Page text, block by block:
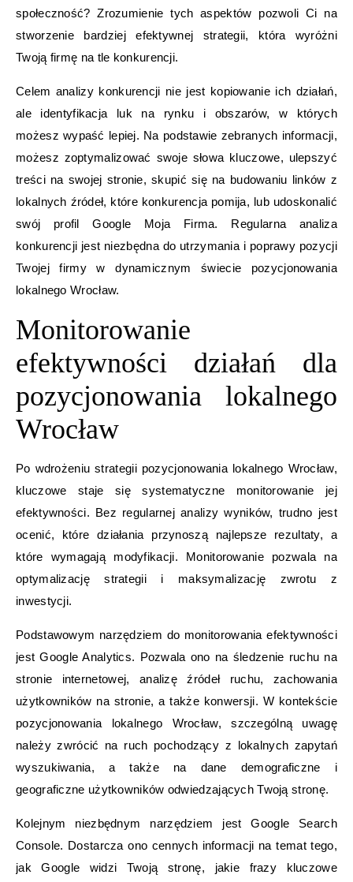
społeczność? Zrozumienie tych aspektów pozwoli Ci na
stworzenie bardziej efektywnej strategii, która wyróżni
Twoją firmę na tle konkurencji.
Celem analizy konkurencji nie jest kopiowanie ich działań,
ale identyfikacja luk na rynku i obszarów, w których
możesz wypaść lepiej. Na podstawie zebranych informacji,
możesz zoptymalizować swoje słowa kluczowe, ulepszyć
treści na swojej stronie, skupić się na budowaniu linków z
lokalnych źródeł, które konkurencja pomija, lub udoskonalić
swój profil Google Moja Firma. Regularna analiza
konkurencji jest niezbędna do utrzymania i poprawy pozycji
Twojej firmy w dynamicznym świecie pozycjonowania
lokalnego Wrocław.
Monitorowanie
efektywności działań dla
pozycjonowania lokalnego
Wrocław
Po wdrożeniu strategii pozycjonowania lokalnego Wrocław,
kluczowe staje się systematyczne monitorowanie jej
efektywności. Bez regularnej analizy wyników, trudno jest
ocenić, które działania przynoszą najlepsze rezultaty, a
które wymagają modyfikacji. Monitorowanie pozwala na
optymalizację strategii i maksymalizację zwrotu z
inwestycji.
Podstawowym narzędziem do monitorowania efektywności
jest Google Analytics. Pozwala ono na śledzenie ruchu na
stronie internetowej, analizę źródeł ruchu, zachowania
użytkowników na stronie, a także konwersji. W kontekście
pozycjonowania lokalnego Wrocław, szczególną uwagę
należy zwrócić na ruch pochodzący z lokalnych zapytań
wyszukiwania, a także na dane demograficzne i
geograficzne użytkowników odwiedzających Twoją stronę.
Kolejnym niezbędnym narzędziem jest Google Search
Console. Dostarcza ono cennych informacji na temat tego,
jak Google widzi Twoją stronę, jakie frazy kluczowe